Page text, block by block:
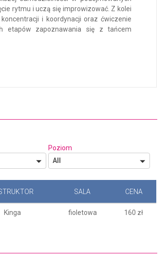
rytmu i uczą się improwizować. Z kolei
i koordynacji oraz ćwiczenie
etapów zapoznawania się z tańcem
Poziom
All
SALA CENA
Kinga fioletowa 160 zł